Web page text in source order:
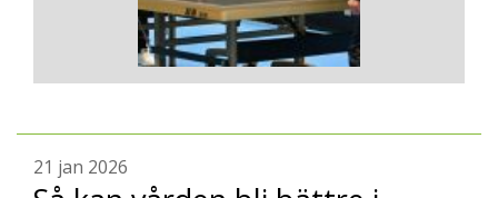
21 jan 2026